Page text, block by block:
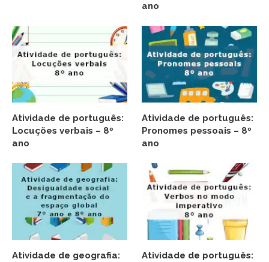
ano
Atividade de português:
Locuções verbais – 8º
ano
Atividade de português:
Pronomes pessoais – 8º
ano
Atividade de geografia:
Atividade de português: